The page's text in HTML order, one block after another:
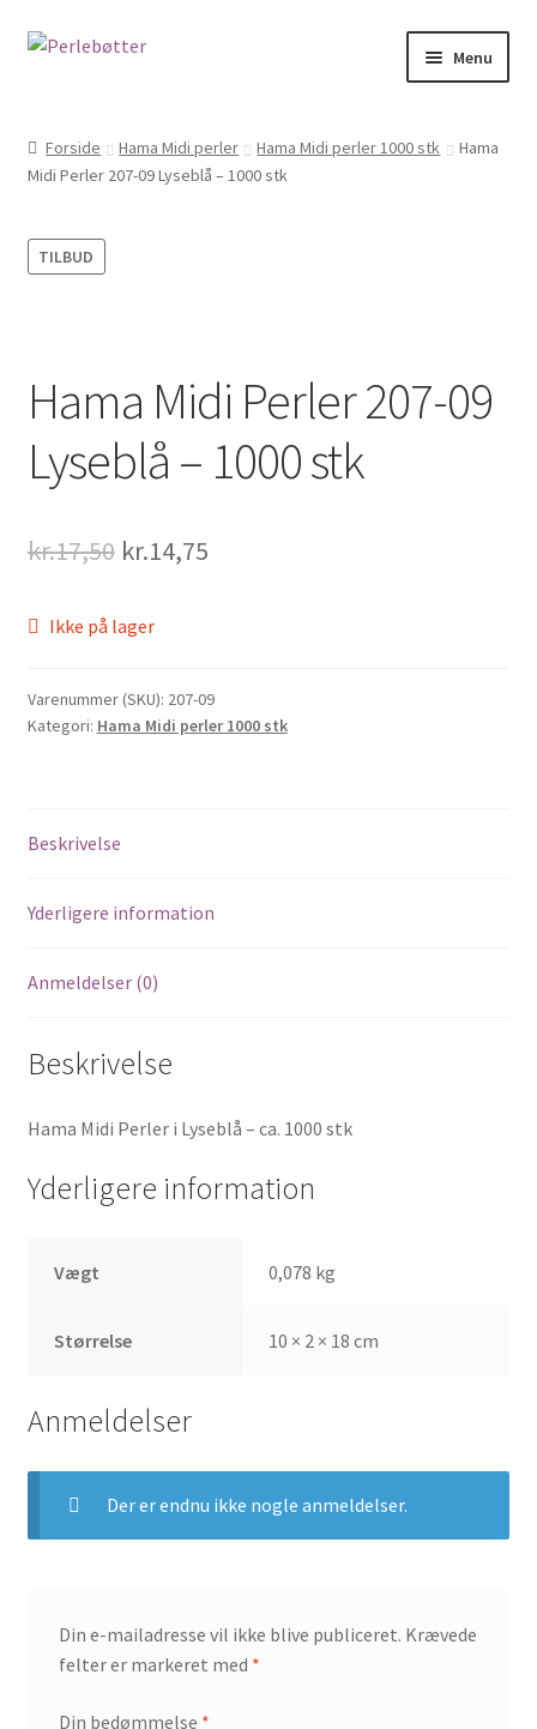
Spring
Spring
Menu
Kasse
Kontakt
PERSONDATAPOLITIK HOS JULIE PEDERSEN
Forside Hama Midi perler Hama Midi perler 1000 stk
Hama
Midi Perler 207-09 Lyseblå – 1000 stk
TILBUD
Hama Midi Perler 207-09
Lyseblå – 1000 stk
kr.17,50 Original
was:
kr.14,75Current
Ikke på lager
Varenummer (SKU): 207-09
Kategori: Hama Midi perler 1000 stk
Beskrivelse
Yderligere information
Anmeldelser (0)
Beskrivelse
Hama Midi Perler i Lyseblå – ca. 1000 stk
Yderligere information
Vægt 0,078 kg
Størrelse 10 × 2 × 18 cm
Anmeldelser
Der er endnu ikke nogle anmeldelser.
Din e-mailadresse vil ikke blive publiceret. Krævede
felter er markeret med *
Din bedømmelse *